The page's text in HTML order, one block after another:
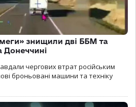
знищили дві ББМ та
Донеччині
чергових втрат російським
броньовані машини та техніку